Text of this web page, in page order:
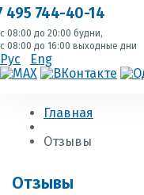
495 744-40-14
с 08:00 до 20:00 будни,
с 08:00 до 16:00 выходные дни
Рус Eng
Главная
Отзывы
Отзывы